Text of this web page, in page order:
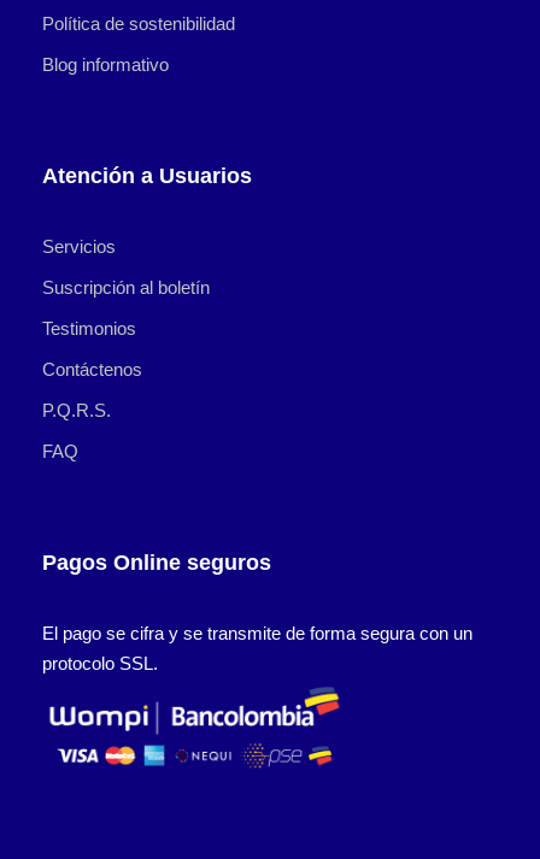
Política de sostenibilidad
Blog informativo
Atención a Usuarios
Servicios
Suscripción al boletín
Testimonios
Contáctenos
P.Q.R.S.
FAQ
Pagos Online seguros
El pago se cifra y se transmite de forma segura con un
protocolo SSL.